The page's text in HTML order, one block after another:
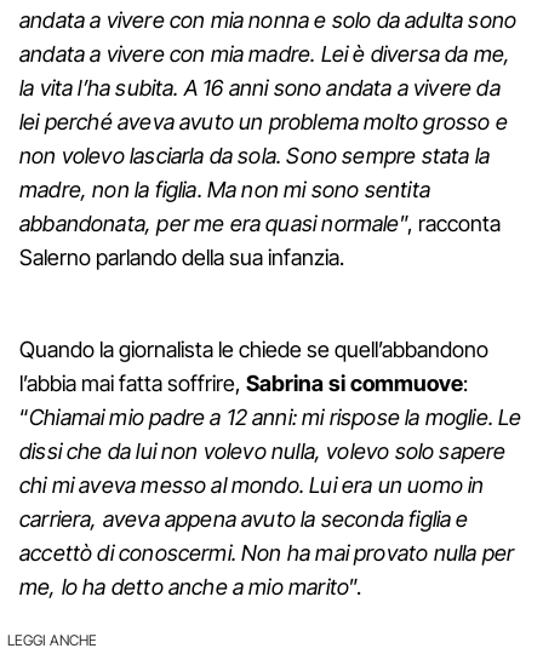
andata a vivere con mia nonna e solo da adulta sono
andata a vivere con mia madre. Lei è diversa da me,
la vita l’ha subita. A 16 anni sono andata a vivere da
lei perché aveva avuto un problema molto grosso e
non volevo lasciarla da sola. Sono sempre stata la
madre, non la figlia. Ma non mi sono sentita
abbandonata, per me era quasi normale”, racconta
Salerno parlando della sua infanzia.
Quando la giornalista le chiede se quell’abbandono
l’abbia mai fatta soffrire, Sabrina si commuove:
“Chiamai mio padre a 12 anni: mi rispose la moglie. Le
dissi che da lui non volevo nulla, volevo solo sapere
chi mi aveva messo al mondo. Lui era un uomo in
carriera, aveva appena avuto la seconda figlia e
accettò di conoscermi. Non ha mai provato nulla per
me, lo ha detto anche a mio marito”.
LEGGI ANCHE